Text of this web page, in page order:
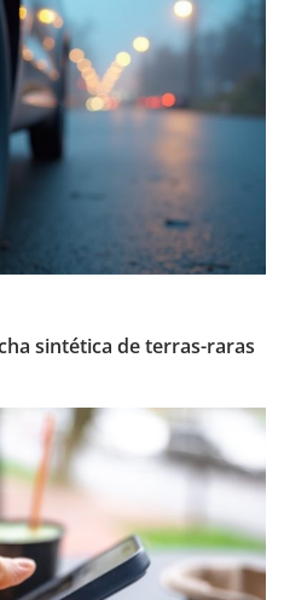
sintética de terras-raras